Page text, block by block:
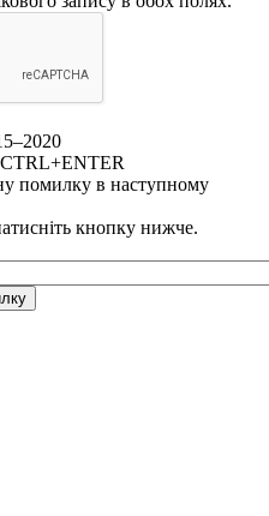
помилку в наступному
кнопку нижче.